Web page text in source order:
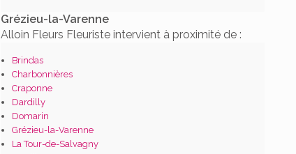
Grézieu-la-Varenne
Alloin Fleurs Fleuriste intervient à proximité de :
Brindas
Charbonnières
Craponne
Dardilly
Domarin
Grézieu-la-Varenne
La Tour-de-Salvagny